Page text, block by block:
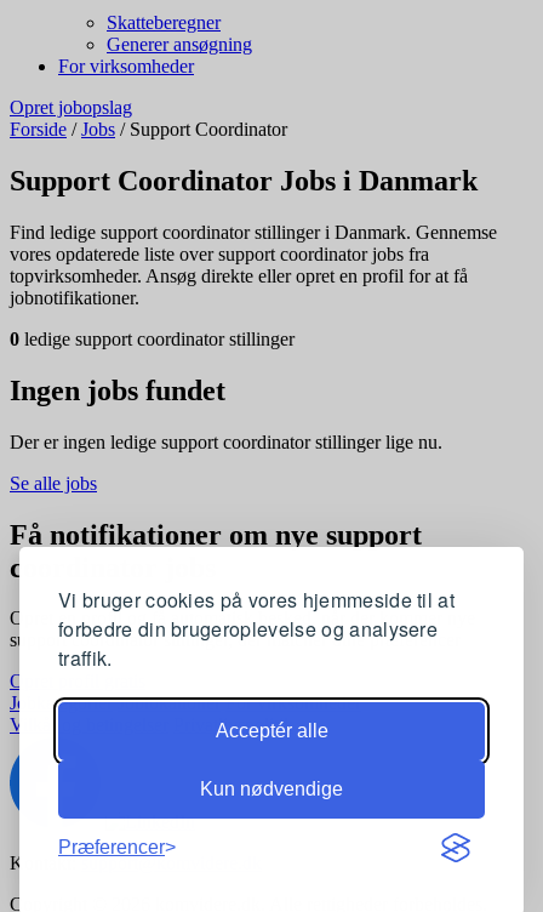
Vi bruger cookies på vores hjemmeside til at
forbedre din brugeroplevelse og analysere
traffik.
Acceptér alle
Kun nødvendige
Præferencer
Skatteberegner
Generer ansøgning
For virksomheder
Opret jobopslag
Forside / Jobs / Support Coordinator
Support Coordinator Jobs i Danmark
Find ledige support coordinator stillinger i Danmark. Gennemse
vores opdaterede liste over support coordinator jobs fra
topvirksomheder. Ansøg direkte eller opret en profil for at få
jobnotifikationer.
0 ledige support coordinator stillinger
Ingen jobs fundet
Der er ingen ledige support coordinator stillinger lige nu.
Se alle jobs
Få notifikationer om nye support
coordinator jobs
Opret en profil og få automatisk besked, når der kommer nye
support coordinator stillinger, der matcher dine præferencer
Opret profil gratis
Jobkategorier Joblokationer For virksomheder
Vilkår og betingelser
Privatlivspolitik
Kontakt:support@komvidere.dk
Copyright © 2026 komvidere.dk. Alle rettigheder forbeholdes.